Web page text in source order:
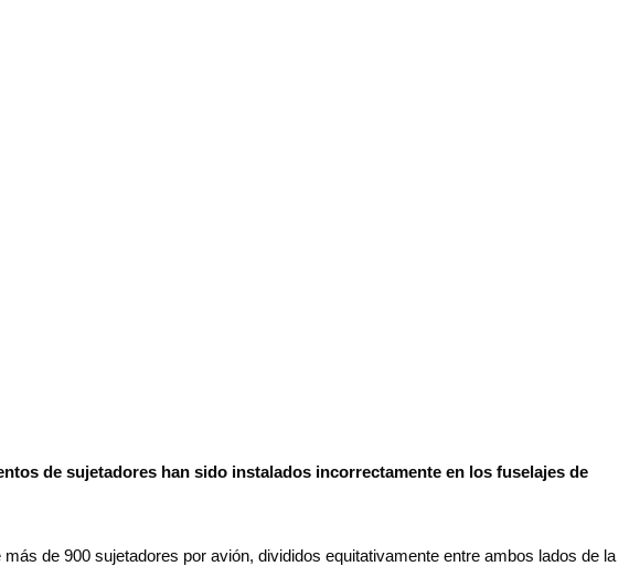
de sujetadores han sido instalados incorrectamente en los fuselajes de
de 900 sujetadores por avión, divididos equitativamente entre ambos lados de la